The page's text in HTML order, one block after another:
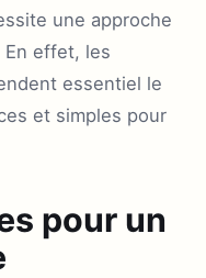
une approche
En effet, les
essentiel le
et simples pour
pour un